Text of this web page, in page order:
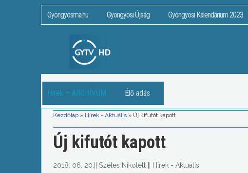
Gyöngyösma.hu Gyöngyösi Újság Gyöngyösi Kalendárium 2023
Hírek – ARCHÍVUM Élő adás
Kezdőlap » Hírek - Aktuális » Új kifutót kapott
Új kifutót kapott
2018. 06. 20. Széles Nikolett Hírek - Aktuális